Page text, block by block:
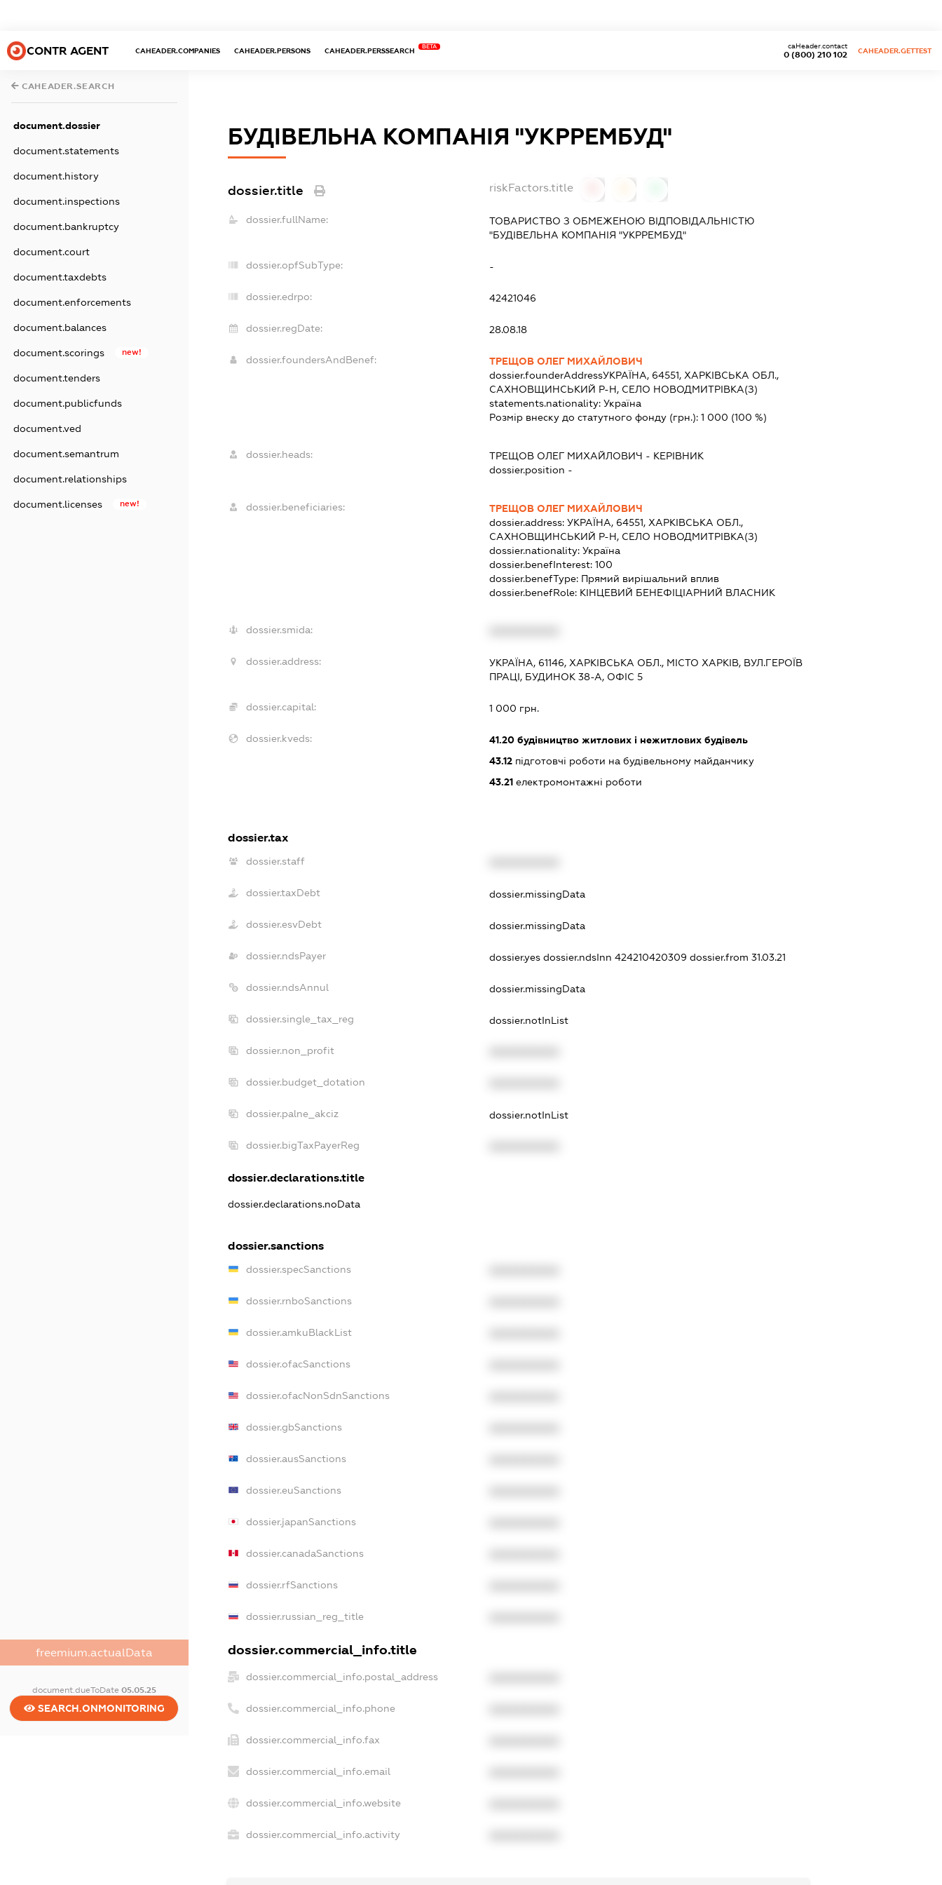
CONTR AGENT CAHEADER.COMPANIES CAHEADER.PERSONS CAHEADER.PERSSEARCH
BETA
0 (800) 210 102
caHeader.contact
CAHEADER.GETTEST
CAHEADER.SEARCH
document.dossier
document.statements
document.history
document.inspections
document.bankruptcy
document.court
document.taxdebts
document.enforcements
document.balances
document.scorings new!
document.tenders
document.publicfunds
document.ved
document.semantrum
document.relationships
document.licenses new!
freemium.actualData
document.dueToDate 05.05.25
SEARCH.ONMONITORING
БУДІВЕЛЬНА КОМПАНІЯ "УКРРЕМБУД"
dossier.title riskFactors.title
dossier.fullName:
ТОВАРИСТВО З ОБМЕЖЕНОЮ ВІДПОВІДАЛЬНІСТЮ
"БУДІВЕЛЬНА КОМПАНІЯ "УКРРЕМБУД"
dossier.opfSubType: -
dossier.edrpo: 42421046
dossier.regDate: 28.08.18
dossier.foundersAndBenef:
ТРЕЩОВ ОЛЕГ МИХАЙЛОВИЧ
dossier.founderAddressУКРАЇНА, 64551, ХАРКІВСЬКА ОБЛ.,
САХНОВЩИНСЬКИЙ Р-Н, СЕЛО НОВОДМИТРІВКА(З)
statements.nationality: Україна
Розмір внеску до статутного фонду (грн.): 1 000 (100 %)
dossier.heads: ТРЕЩОВ ОЛЕГ МИХАЙЛОВИЧ - КЕРІВНИК
dossier.position -
dossier.beneficiaries:
ТРЕЩОВ ОЛЕГ МИХАЙЛОВИЧ
dossier.address: УКРАЇНА, 64551, ХАРКІВСЬКА ОБЛ.,
САХНОВЩИНСЬКИЙ Р-Н, СЕЛО НОВОДМИТРІВКА(З)
dossier.nationality: Україна
dossier.benefInterest: 100
dossier.benefType: Прямий вирішальний вплив
dossier.benefRole: КІНЦЕВИЙ БЕНЕФІЦІАРНИЙ ВЛАСНИК
dossier.smida:
dossier.address:
УКРАЇНА, 61146, ХАРКІВСЬКА ОБЛ., МІСТО ХАРКІВ, ВУЛ.ГЕРОЇВ
ПРАЦІ, БУДИНОК 38-А, ОФІС 5
dossier.capital: 1 000 грн.
dossier.kveds: 41.20будівництво житлових і нежитлових будівель
43.12підготовчі роботи на будівельному майданчику
43.21електромонтажні роботи
dossier.tax
dossier.staff
dossier.taxDebt dossier.missingData
dossier.esvDebt dossier.missingData
dossier.ndsPayer dossier.yes dossier.ndsInn 424210420309 dossier.from 31.03.21
dossier.ndsAnnul dossier.missingData
dossier.single_tax_reg dossier.notInList
dossier.non_profit
dossier.budget_dotation
dossier.palne_akciz dossier.notInList
dossier.bigTaxPayerReg
dossier.declarations.title
dossier.declarations.noData
dossier.sanctions
dossier.specSanctions
dossier.rnboSanctions
dossier.amkuBlackList
dossier.ofacSanctions
dossier.ofacNonSdnSanctions
dossier.gbSanctions
dossier.ausSanctions
dossier.euSanctions
dossier.japanSanctions
dossier.canadaSanctions
dossier.rfSanctions
dossier.russian_reg_title
dossier.commercial_info.title
dossier.commercial_info.postal_address
dossier.commercial_info.phone
dossier.commercial_info.fax
dossier.commercial_info.email
dossier.commercial_info.website
dossier.commercial_info.activity